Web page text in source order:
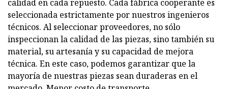
calidad en cada repuesto. Cada fábrica cooperante es
seleccionada estrictamente por nuestros ingenieros
técnicos. Al seleccionar proveedores, no sólo
inspeccionan la calidad de las piezas, sino también su
material, su artesanía y su capacidad de mejora
técnica. En este caso, podemos garantizar que la
mayoría de nuestras piezas sean duraderas en el